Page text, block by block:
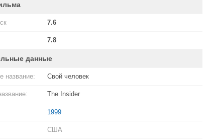
7.6
7.8
данные
название: Свой человек
The Insider
1999
США